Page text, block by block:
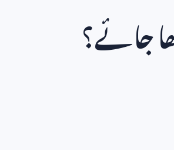
جائے؟